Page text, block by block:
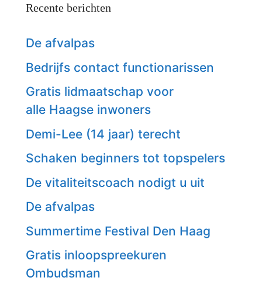
Recente berichten
De afvalpas
Bedrijfs contact functionarissen
Gratis lidmaatschap voor
alle Haagse inwoners
Demi-Lee (14 jaar) terecht
Schaken beginners tot topspelers
De vitaliteitscoach nodigt u uit
De afvalpas
Summertime Festival Den Haag
Gratis inloopspreekuren
Ombudsman